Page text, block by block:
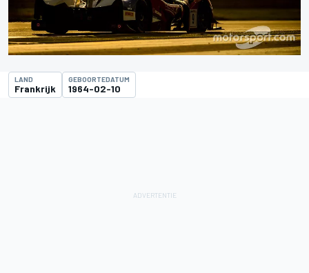
LAND
Frankrijk
GEBOORTEDATUM
1964-02-10